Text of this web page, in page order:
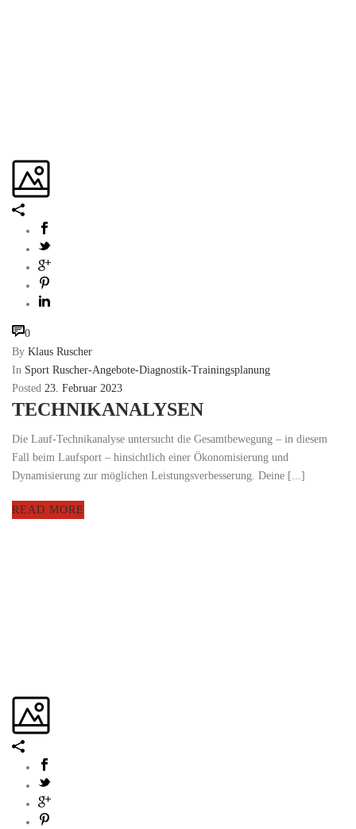
0
By Klaus Ruscher
In Sport Ruscher-Angebote-Diagnostik-Trainingsplanung
Posted 23. Februar 2023
TECHNIKANALYSEN
Die Lauf-Technikanalyse untersucht die Gesamtbewegung – in diesem
Fall beim Laufsport – hinsichtlich einer Ökonomisierung und
Dynamisierung zur möglichen Leistungsverbesserung. Deine [...]
READ MORE